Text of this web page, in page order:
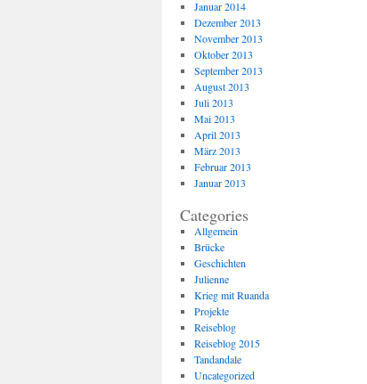
Januar 2014
Dezember 2013
November 2013
Oktober 2013
September 2013
August 2013
Juli 2013
Mai 2013
April 2013
März 2013
Februar 2013
Januar 2013
Categories
Allgemein
Brücke
Geschichten
Julienne
Krieg mit Ruanda
Projekte
Reiseblog
Reiseblog 2015
Tandandale
Uncategorized